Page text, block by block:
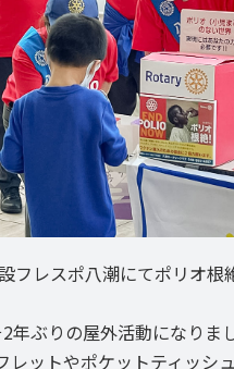
フレスポ八潮にてポリオ根
年ぶりの屋外活動になりま
ットやポケットティッシ